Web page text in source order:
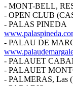
- MONT-BELL,
- OPEN CLUB
- PALAS PINEDA
- PALAU DE
- PALAUET
- PALAUET
- PALMERAS, Las